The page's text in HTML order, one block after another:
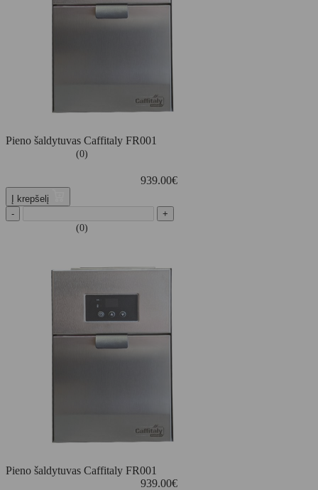
Pieno šaldytuvas Caffitaly FR001
(0)
939.00€
Į krepšelį
-
+
(0)
Pieno šaldytuvas Caffitaly FR001
939.00€